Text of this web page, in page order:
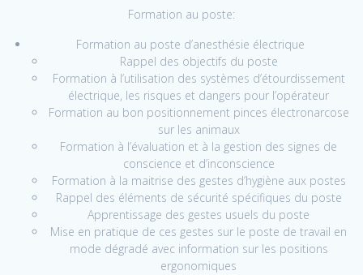
Formation au poste:
Formation au poste d’anesthésie électrique
Rappel des objectifs du poste
Formation à l’utilisation des systèmes d’étourdissement
électrique, les risques et dangers pour l’opérateur
Formation au bon positionnement pinces électronarcose
sur les animaux
Formation à l’évaluation et à la gestion des signes de
conscience et d’inconscience
Formation à la maitrise des gestes d’hygiène aux postes
Rappel des éléments de sécurité spécifiques du poste
Apprentissage des gestes usuels du poste
Mise en pratique de ces gestes sur le poste de travail en
mode dégradé avec information sur les positions
ergonomiques